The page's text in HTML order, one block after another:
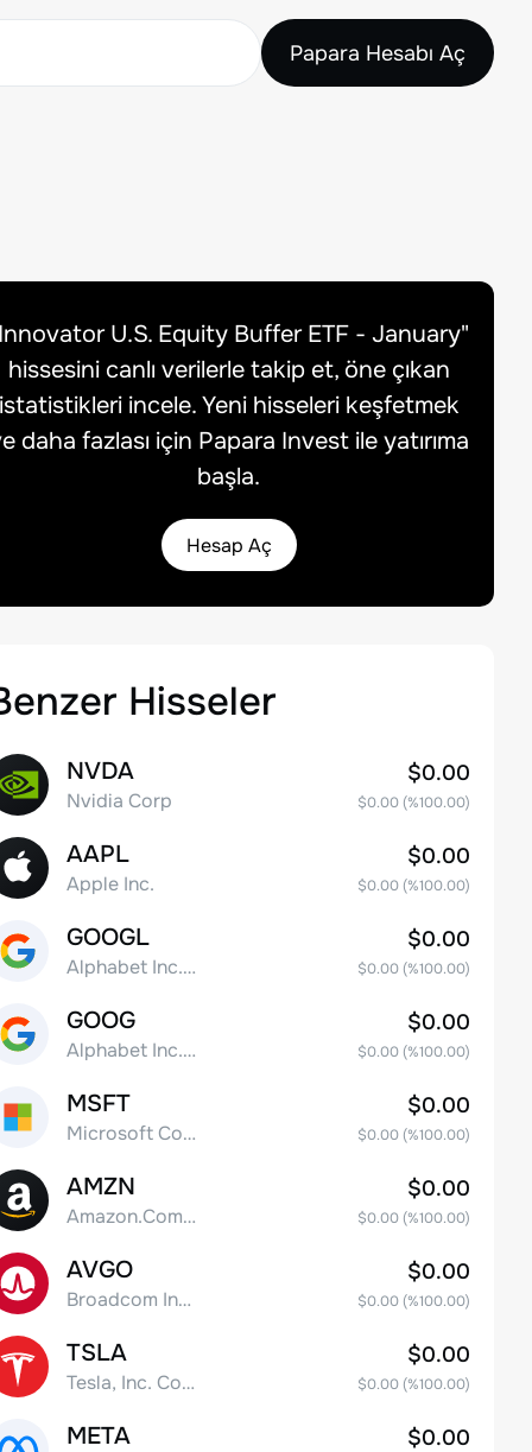
Papara Hesabı Aç
Innovator U.S. Equity Buffer ETF - January"
hissesini canlı verilerle takip et, öne çıkan
istatistikleri incele. Yeni hisseleri keşfetmek
daha fazlası için Papara Invest ile yatırıma
başla.
Hesap Aç
Hisseler
NVDA
Nvidia Corp
$0.00
$0.00(%100.00)
AAPL
Apple Inc.
$0.00
$0.00(%100.00)
GOOGL
Alphabet Inc. Class A Common Stock
$0.00
$0.00(%100.00)
GOOG
Alphabet Inc. Class C Capital Stock
$0.00
$0.00(%100.00)
MSFT
Microsoft Corp
$0.00
$0.00(%100.00)
AMZN
Amazon.Com Inc
$0.00
$0.00(%100.00)
AVGO
Broadcom Inc. Common Stock
$0.00
$0.00(%100.00)
TSLA
Tesla, Inc. Common Stock
$0.00
$0.00(%100.00)
META $0.00